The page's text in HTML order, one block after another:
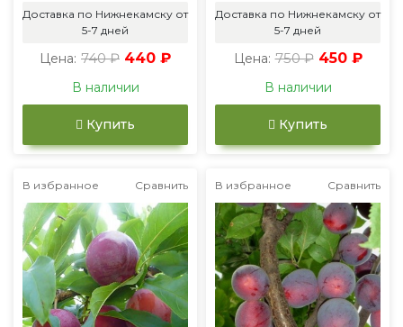
Доставка по Нижнекамску от
5-7 дней
Цена: 740 ₽ 440 ₽
В наличии
Купить
Доставка по Нижнекамску от
5-7 дней
Цена: 750 ₽ 450 ₽
В наличии
Купить
В избранное Сравнить В избранное Сравнить